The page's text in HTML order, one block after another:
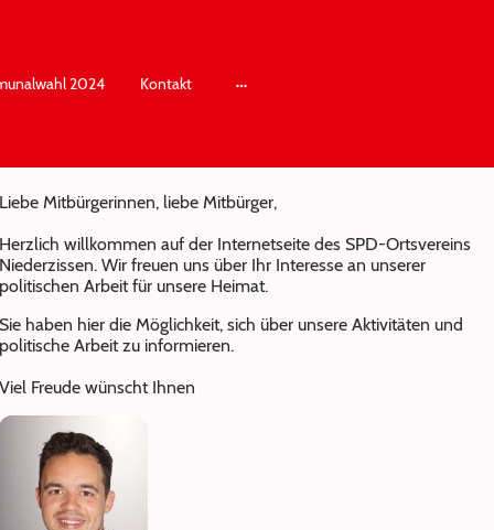
2024 Kontakt
Liebe Mitbürgerinnen, liebe Mitbürger,
Herzlich willkommen auf der Internetseite des SPD-Ortsvereins
Niederzissen. Wir freuen uns über Ihr Interesse an unserer
politischen Arbeit für unsere Heimat.
Sie haben hier die Möglichkeit, sich über unsere Aktivitäten und
politische Arbeit zu informieren.
Viel Freude wünscht Ihnen